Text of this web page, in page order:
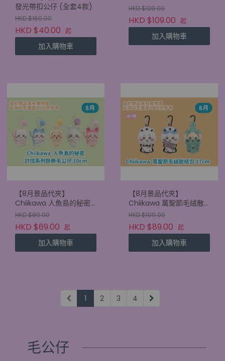
發光帶扣公仔 (全套4款)
HKD $160.00
HKD $40.00 起
加入購物車
昆布掛帶 毛絨斜孭袋
22.5cm
HKD $129.00
HKD $109.00 起
加入購物車
【8月景品代夾】
Chiikawa 人魚島的秘密
討伐系列掛飾毛公仔
10cm
HKD $89.00
HKD $69.00 起
加入購物車
【8月景品代夾】
Chiikawa 萬聖節毛絨散
紙包 17cm
HKD $109.00
HKD $89.00 起
加入購物車
1 2 3 4
毛公仔